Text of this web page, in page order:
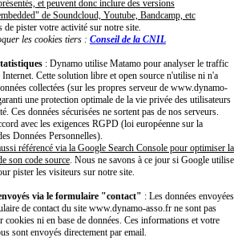
et peuvent donc inclure des versions
de Soundcloud, Youtube, Bandcamp, etc
de pister votre activité sur notre site.
les cookies tiers : Conseil de la CNIL
: Dynamo utilise Matamo pour analyser le traffic
Cette solution libre et open source n'utilise ni n'a
collectées (sur les propres serveur de www.dynamo-
une protection optimale de la vie privée des utilisateurs
Ces données sécurisées ne sortent pas de nos serveurs.
avec les exigences RGPD (loi européenne sur la
Données Personnelles).
référencé via la Google Search Console pour optimiser la
son code source. Nous ne savons à ce jour si Google utilise
pister les visiteurs sur notre site.
via le formulaire "contact" : Les données envoyées
de contact du site www.dynamo-asso.fr ne sont pas
cookies ni en base de données. Ces informations et votre
sont envoyés directement par email.